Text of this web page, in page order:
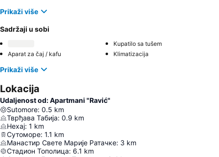
Prikaži više
Sadržaji u sobi
Kupatilo sa tušem
Aparat za čaj / kafu
Klimatizacija
Prikaži više
Lokacija
Udaljenost od: Apartmani "Ravić"
Sutomore: 0.5 km
Тврђава Табија: 0.9 km
Нехај: 1 km
Сутоморе: 1.1 km
Манастир Свете Марије Ратачке: 3 km
Стадион Тополица: 6.1 km